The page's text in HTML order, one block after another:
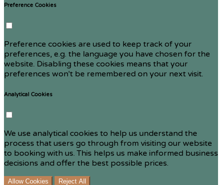
Preference Cookies
Preference cookies are used to keep track of your
preferences, e.g. the language you have chosen for the
website. Disabling these cookies means that your
preferences won't be remembered on your next visit.
Analytical Cookies
We use analytical cookies to help us understand the
process that users go through from visiting our website
to booking with us. This helps us make informed business
decisions and offer the best possible prices.
Allow Cookies Reject All